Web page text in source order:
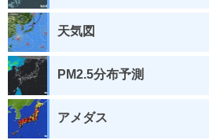
天気図
PM2.5分布予測
アメダス